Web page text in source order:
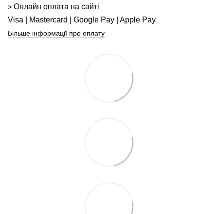
> Онлайн оплата на сайті
Visa | Mastercard | Google Pay | Apple Pay
Більше інформації про оплату